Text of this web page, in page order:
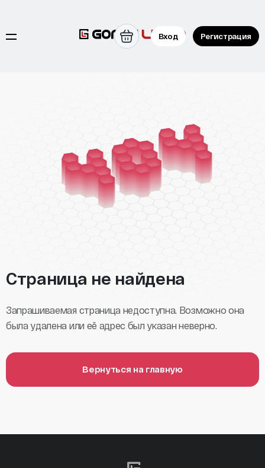
Вход Регистрация
Страница не найдена
Запрашиваемая страница недоступна. Возможно она
была удалена или её адрес был указан неверно.
Вернуться на главную